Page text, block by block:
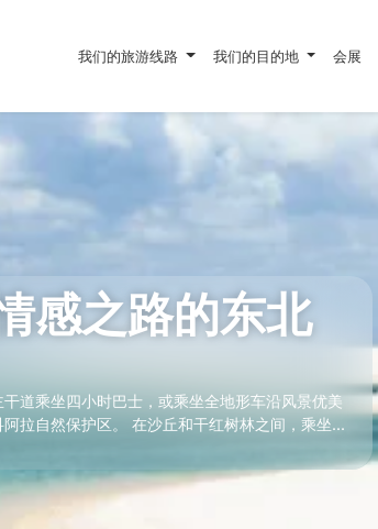
我们的旅游线路 我们的目的地 会展
感之路的东北
道乘坐四小时巴士，或乘坐全地形车沿风景优美
拉自然保护区。 在沙丘和干红树林之间，乘坐...